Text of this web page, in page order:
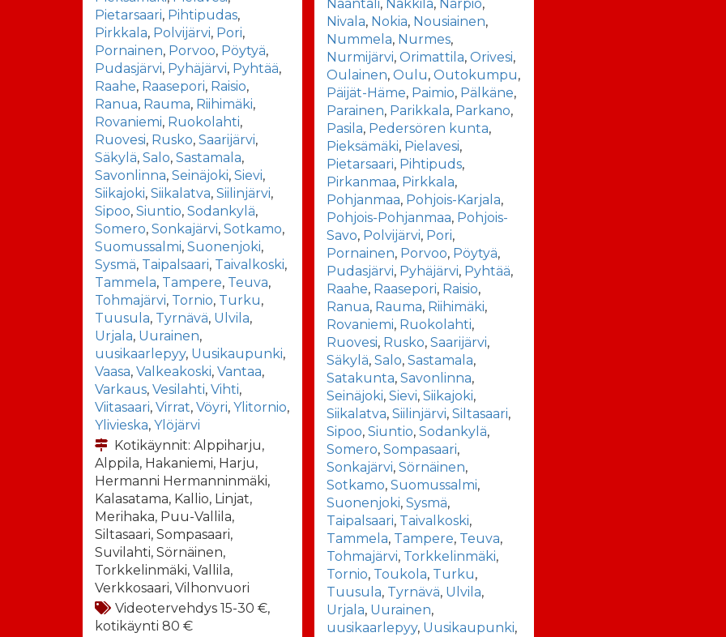
Pietarsaari, Pihtipudas,
Pirkkala, Polvijärvi, Pori,
Pornainen, Porvoo, Pöytyä,
Pudasjärvi, Pyhäjärvi, Pyhtää,
Raahe, Raasepori, Raisio,
Ranua, Rauma, Riihimäki,
Rovaniemi, Ruokolahti,
Ruovesi, Rusko, Saarijärvi,
Säkylä, Salo, Sastamala,
Savonlinna, Seinäjoki, Sievi,
Siikajoki, Siikalatva, Siilinjärvi,
Sipoo, Siuntio, Sodankylä,
Somero, Sonkajärvi, Sotkamo,
Suomussalmi, Suonenjoki,
Sysmä, Taipalsaari, Taivalkoski,
Tammela, Tampere, Teuva,
Tohmajärvi, Tornio, Turku,
Tuusula, Tyrnävä, Ulvila,
Urjala, Uurainen,
uusikaarlepyy, Uusikaupunki,
Vaasa, Valkeakoski, Vantaa,
Varkaus, Vesilahti, Vihti,
Viitasaari, Virrat, Vöyri, Ylitornio,
Ylivieska, Ylöjärvi
Kotikäynnit: Alppiharju,
Alppila, Hakaniemi, Harju,
Hermanni Hermanninmäki,
Kalasatama, Kallio, Linjat,
Merihaka, Puu-Vallila,
Siltasaari, Sompasaari,
Suvilahti, Sörnäinen,
Torkkelinmäki, Vallila,
Verkkosaari, Vilhonvuori
Videotervehdys 15-30 €,
kotikäynti 80 €
Naantali, Nakkila, Närpiö,
Nivala, Nokia, Nousiainen,
Nummela, Nurmes,
Nurmijärvi,Orimattila,Orivesi,
Oulainen,Oulu,Outokumpu,
Päijät-Häme, Paimio, Pälkäne,
Parainen, Parikkala, Parkano,
Pasila, Pedersören kunta,
Pieksämäki, Pielavesi,
Pietarsaari, Pihtipuds,
Pirkanmaa, Pirkkala,
Pohjanmaa, Pohjois-Karjala,
Pohjois-Pohjanmaa, Pohjois-
Savo, Polvijärvi, Pori,
Pornainen, Porvoo, Pöytyä,
Pudasjärvi, Pyhäjärvi, Pyhtää,
Raahe, Raasepori, Raisio,
Ranua, Rauma, Riihimäki,
Rovaniemi, Ruokolahti,
Ruovesi, Rusko,Saarijärvi,
Säkylä,Salo,Sastamala,
Satakunta,Savonlinna,
Seinäjoki,Sievi,Siikajoki,
Siikalatva,Siilinjärvi,Siltasaari,
Sipoo,Siuntio,Sodankylä,
Somero,Sompasaari,
Sonkajärvi,Sörnäinen,
Sotkamo,Suomussalmi,
Suonenjoki,Sysmä,
Taipalsaari, Taivalkoski,
Tammela, Tampere, Teuva,
Tohmajärvi, Torkkelinmäki,
Tornio, Toukola, Turku,
Tuusula, Tyrnävä, Ulvila,
Urjala, Uurainen,
uusikaarlepyy, Uusikaupunki,